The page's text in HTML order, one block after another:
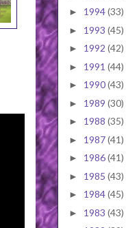
► 1994(33)
► 1993 (45)
► 1992 (42)
► 1991 (44)
► 1990(43)
► 1989 (30)
► 1988 (35)
► 1987(41)
► 1986(41)
► 1985 (43)
► 1984(45)
► 1983 (43)